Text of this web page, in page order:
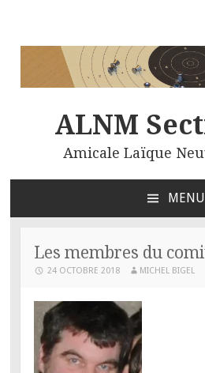
ALNM
Amicale Laïque
MENU
CONTENU
PRINCIPAL
Les membres du
24 OCTOBRE 2018 MICHEL BIGEL